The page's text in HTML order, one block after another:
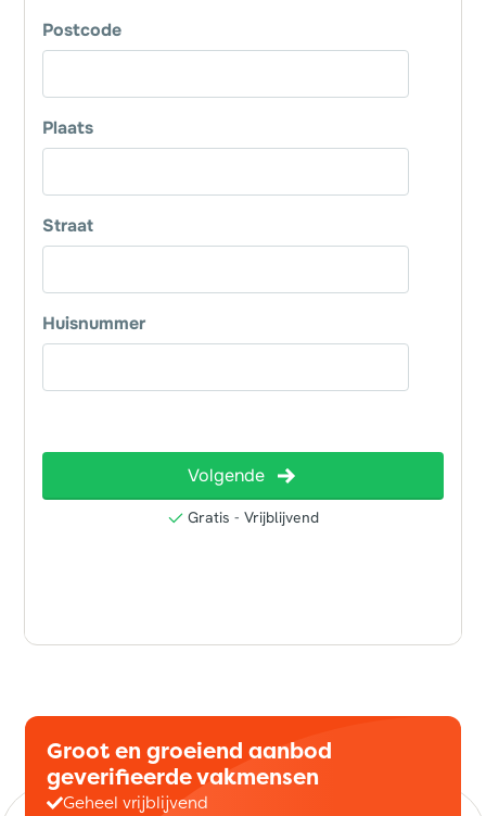
Groot en groeiend aanbod
geverifieerde vakmensen
Geheel vrijblijvend